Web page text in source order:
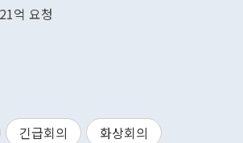
억 요청
긴급회의 화상회의